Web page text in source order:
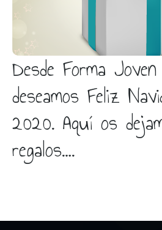
Desde Forma
deseamos Feliz
2020. Aquí os
regalos….